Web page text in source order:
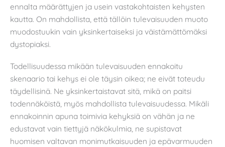
ennalta määrättyjen ja usein vastakohtaisten kehysten
kautta. On mahdollista, että tällöin tulevaisuuden muoto
muodostuukin vain yksinkertaiseksi ja väistämättömäksi
dystopiaksi.
Todellisuudessa mikään tulevaisuuden ennakoitu
skenaario tai kehys ei ole täysin oikea; ne eivät toteudu
täydellisinä. Ne yksinkertaistavat sitä, mikä on paitsi
todennäköistä, myös mahdollista tulevaisuudessa. Mikäli
ennakoinnin apuna toimivia kehyksiä on vähän ja ne
edustavat vain tiettyjä näkökulmia, ne supistavat
huomisen valtavan monimutkaisuuden ja epävarmuuden